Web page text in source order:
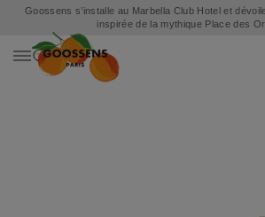
Goossens s’installe au Marbella Club Hotel et
inspirée de la mythique Place des